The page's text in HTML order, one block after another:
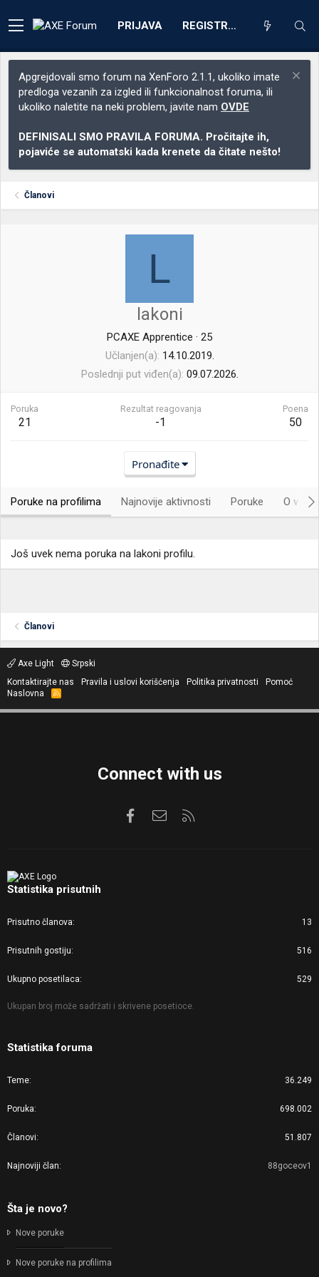
PRIJAVA REGISTRACIJA
Apgrejdovali smo forum na XenForo 2.1.1, ukoliko imate
predloga vezanih za izgled ili funkcionalnost foruma, ili
ukoliko naletite na neki problem, javite nam OVDE
DEFINISALI SMO PRAVILA FORUMA. Pročitajte ih,
pojaviće se automatski kada krenete da čitate nešto!
Članovi
L
lakoni
PCAXE Apprentice · 25
Učlanjen(a) 14.10.2019.
Poslednji put viđen(a) 09.07.2026.
Poruka
21
Rezultat reagovanja
-1
Poena
50
Pronađite
Poruke na profilima Najnovije aktivnosti Poruke O
Još uvek nema poruka na lakoni profilu.
Članovi
Axe Light
Srpski
Kontaktirajte nas
Pravila i uslovi korišćenja Politika privatnosti
Pomoć
Naslovna
R
S
Connect with us
FacebookKontaktirajte nas
Statistika prisutnih
Prisutno članova 13
Prisutnih gostiju 516
Ukupno posetilaca 529
Ukupan broj može sadržati i skrivene posetioce.
Statistika foruma
Teme 36.249
Poruka 698.002
Članovi 51.807
Najnoviji član 88goceov1
Šta je novo?
Nove poruke
Nove poruke na profilima